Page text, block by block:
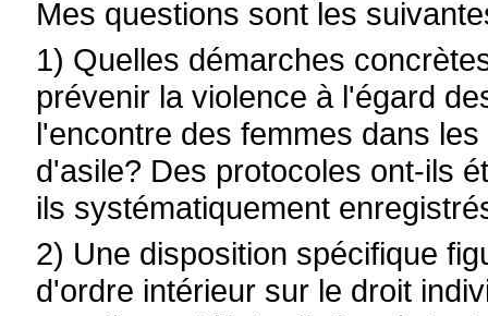
Mes questions sont les
1) Quelles démarches
prévenir la violence à l'égard
l'encontre des femmes dans
d'asile? Des protocoles ont-ils
ils systématiquement
2) Une disposition spécifique
d'ordre intérieur sur le droit